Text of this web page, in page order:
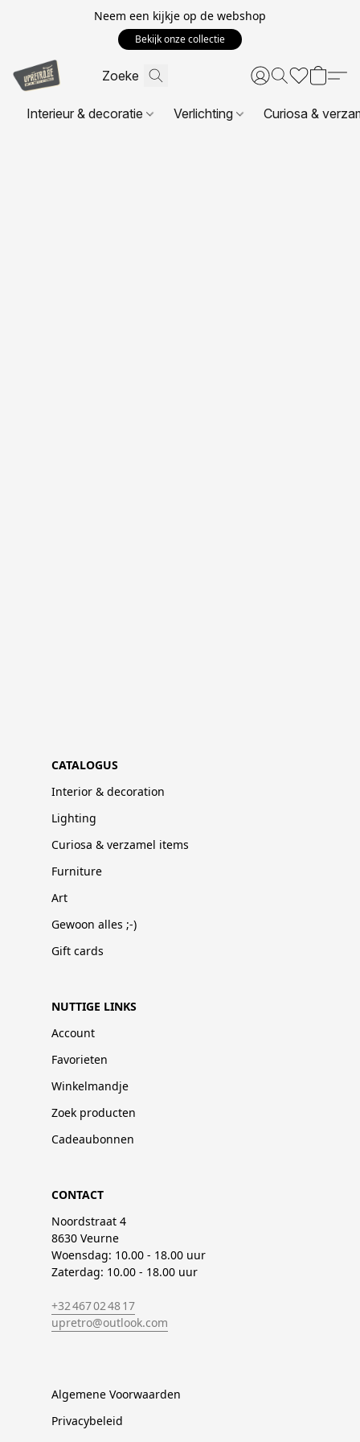
Neem een kijkje op de webshop
Bekijk onze collectie
Interieur & decoratie Verlichting Curiosa &
CATALOGUS
Interior & decoration
Lighting
Curiosa & verzamel items
Furniture
Art
Gewoon alles ;-)
Gift cards
NUTTIGE LINKS
Account
Favorieten
Winkelmandje
Zoek producten
Cadeaubonnen
CONTACT
Noordstraat 4
8630 Veurne
Woensdag: 10.00 - 18.00 uur
Zaterdag: 10.00 - 18.00 uur
+32 467 02 48 17
upretro@outlook.com
Algemene Voorwaarden
Privacybeleid